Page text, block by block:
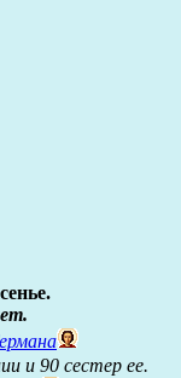
и 90 сестер ее.